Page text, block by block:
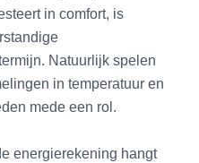
in comfort, is
Natuurlijk spelen
in temperatuur en
mede een rol.
energierekening hangt